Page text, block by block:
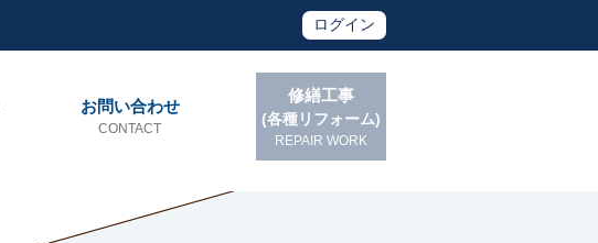
ログイン
お問い合わせ
CONTACT
修繕工事
(各種リフォーム)
REPAIR WORK